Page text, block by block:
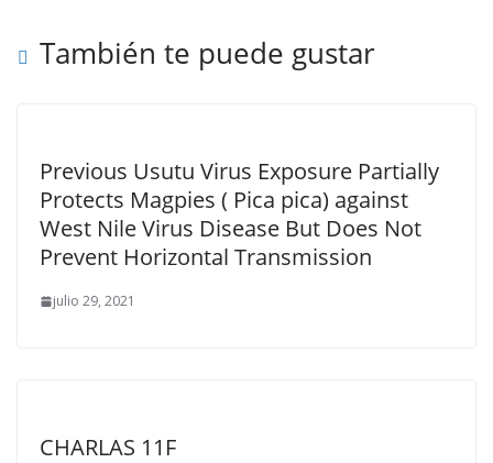
También te puede gustar
Previous Usutu Virus Exposure Partially
Protects Magpies ( Pica pica) against
West Nile Virus Disease But Does Not
Prevent Horizontal Transmission
julio 29, 2021
CHARLAS 11F